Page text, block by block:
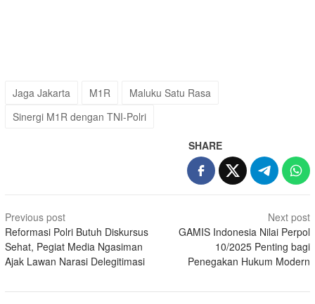
Jaga Jakarta M1R
Maluku Satu Rasa
Sinergi M1R dengan TNI-Polri
SHARE
Post
navigation
Previous post
Reformasi Polri Butuh Diskursus
Sehat, Pegiat Media Ngasiman
Ajak Lawan Narasi Delegitimasi
Next post
GAMIS Indonesia Nilai Perpol
10/2025 Penting bagi
Penegakan Hukum Modern